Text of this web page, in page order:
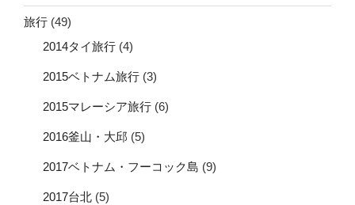
旅行 (49)
2014タイ旅行 (4)
2015ベトナム旅行 (3)
2015マレーシア旅行 (6)
2016釜山・大邱 (5)
2017ベトナム・フーコック島 (9)
2017台北 (5)